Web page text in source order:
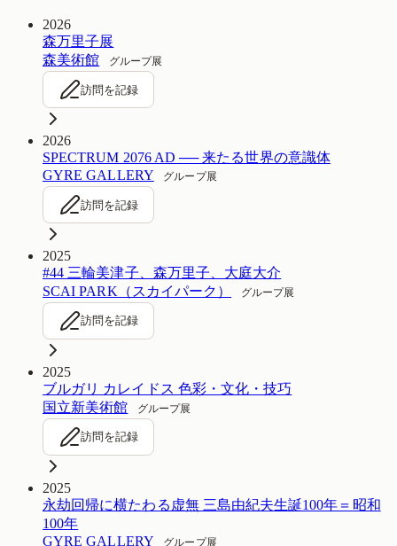
2026
森万里子展
森美術館
グループ展
訪問を記録
2026
SPECTRUM 2076 AD ── 来たる世界の意識体
GYRE GALLERY
グループ展
訪問を記録
2025
#44 三輪美津子、森万里子、大庭大介
SCAI PARK（スカイパーク）
グループ展
訪問を記録
2025
ブルガリ カレイドス 色彩・文化・技巧
国立新美術館
グループ展
訪問を記録
2025
永劫回帰に横たわる虚無 三島由紀夫生誕100年＝昭和
100年
GYRE GALLERY
グループ展